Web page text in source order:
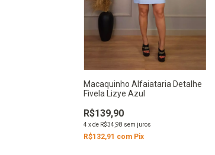
Macaquinho Alfaiataria Detalhe
Fivela Lizye Azul
R$139,90
4 xde R$34,98 sem juros
R$132,91 com Pix